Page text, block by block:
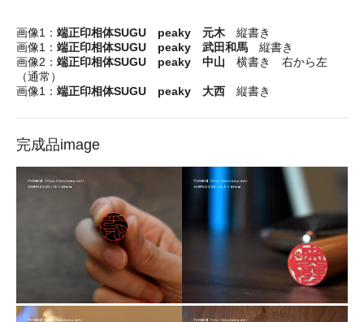
画像1： 端正印相体SUGU peaky 元木 縦書き
画像1： 端正印相体SUGU peaky 武田和馬 縦書き
画像2： 端正印相体SUGU peaky 中山 横書き 右から左
（通常）
画像1： 端正印相体SUGU peaky 大西 縦書き
完成品image